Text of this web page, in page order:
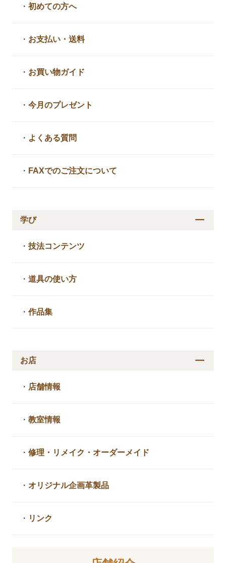
・初めての方へ
・ お支払い・送料
・ お買い物ガイド
・今月のプレゼント
・ よくある質問
・ FAXでのご注文について
学び
・技法コンテンツ
・道具の使い方
・作品集
お店
・ 店舗情報
・教室情報
・修理・リメイク・ オーダーメイド
・ オリジナル企画革製品
・ リンク